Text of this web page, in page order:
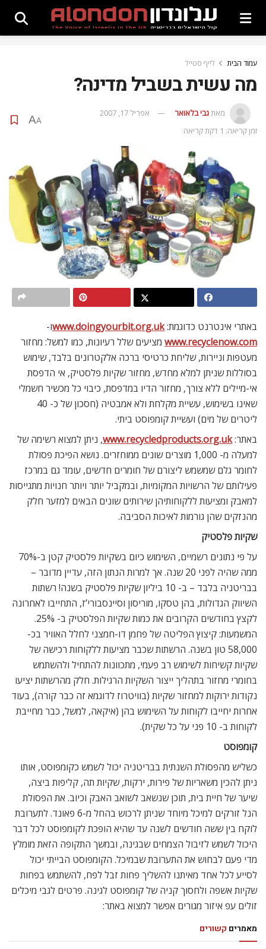
עמוד הבית לייף סטייל
מה עשית בשביל מדינה?
מאתגבי בלאואר
אפריל 17, 2007
זמן קריאה: 1 דקת קריאה
A
A
באתרי אינטרנט כדוגמת:www.doingyourbit.org.ukו-
www.recyclenow.com מציעים שלל רעיונות, כמו למשל: מחזור
מעטפות וניירות, שליחת כרטיסי ברכה אלקטרונים בלבד, שימוש
בסוללות שניתן למלא מחדש, מחזור שקיות פלסטיק, אי הדפסת
אי-מיילים ללא צורך, מחזור הדיו במדפסת, כיבוי כל מכשיר חשמלי
שאינו בשימוש, עשיית מקלחת ולא אמבטיה (חסכון של כ- 40
ליטרים של מים) ועשיית קומפוסט ביתי.
באתר:www.recycledproducts.org.uk, ניתן למצוא רשימה של
למעלה מ- 1,000 מוצרים שונים ממוחזרים. נושא הפיכת פסולת
לחומר גלם שמשמש ליצורם של חומרים חדשים, עומד גם במרכז
פעילותם של הרשויות המקומיות, ובמקביל יותר ויותר חנויות מתגייסות
למאבק ומציעות ללקוחותיהן שירותים שונים הבאים למזער חלק
מהנזקים שהן גורמות לאיכות הסביבה.
שקיות פלסטיק
על פי נתונים רשמיים, השימוש כיום בשקיות פלסטיק קטן ב-70%
ממה שהיה לפני 20 שנה. אך למרות הנתון הזה, עדיין מדובר –
בבריטניה בלבד – ב- 10 ביליון שקיות פלסטיק בשנה! רשתות
השיווק הגדולות, בהן טסקו, מוריסון וסיינסבורי’ז, התחייבו לאחרונה
לקצץ בחודשים הקרובים את כמות שקיות הפלסטיק ב- 25%.
המשמעות: קיצוץ הפליטה של פחמן דו-חמצני לחלל האוויר בכ-
58,000 טון בשנה. הרשתות שכבר מציעות ללקוחות רכישה של
שקיות קשיחות לשימוש רב פעמי, מתכוונות להתחיל ולהשתמש
בחומרי מחזור בתהליך ייצור השקיות הרגילות. חלק מהרשתות יציעו
נקודות ירוקות למחזור שקיות (בוויטרוז לדוגמא זה כבר קורה), בעוד
אחרות יחייבו לקוחות על השימוש בהן (איקאה, למשל, כבר מחייבת
לקוחות ב- 10 פני על כל שקית).
קומפוסט
כשליש מהפסולת השנתית בבריטניה יכול לשמש כקומפוסט, אותו
ניתן להכין משאריות של פירות, ירקות, שקיות תה, קליפות ביצה,
שיער של חיית בית, תוכן שנשאב לשואב האבק וכיוב. את הפסולת
הנל זורקים למיכל מיוחד שניתן לרכוש בהחל מ-6 פאונד. לתערובת
לוקח בין ששה חודשים לשנה עד שהיא הופכת לקומפוסט לכל דבר
היכול לשמש לזיבול הצמחים שבגינה, ובמשך התקופה הזאת מומלץ
מדי פעם לבחוש את התערובת שבמיכל. הקומפוסט הבייתי יכול
לסייע לכל אחד מאיתנו להשליך פחות זבל לפח, להשתמש בפחות
שקיות אשפה ולחסוך קניה של קומפוסט לגינה. פרטים לגבי מיכלים
זולים עפ איזור מגורים אפשר למצוא באתר:
מאמרים קשורים